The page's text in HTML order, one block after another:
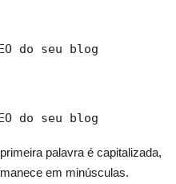
do seu blog
do seu blog
palavra é capitalizada,
em minúsculas.